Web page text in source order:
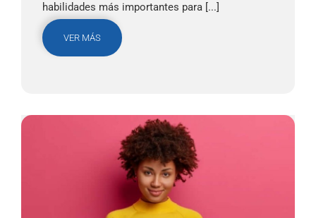
habilidades más importantes para [...]
VER MÁS